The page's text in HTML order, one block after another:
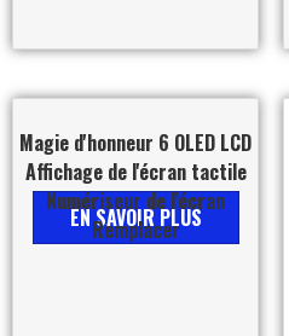
Magie d'honneur 6 OLED LCD
Affichage de l'écran tactile
Numériseur de l'écran
Remplacer
EN SAVOIR PLUS